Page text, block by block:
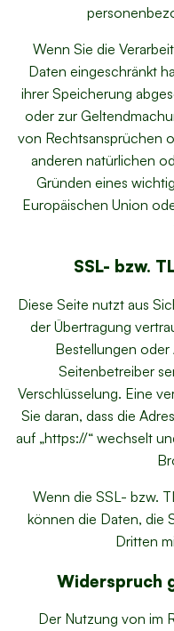
Wenn Sie die
Daten eingeschränkt
ihrer Speicherung
oder zur
von Rechtsansprüchen
anderen natürlichen
Gründen eines
Europäischen Union
SSL- bzw.
Diese Seite nutzt aus
der Übertragung
Bestellungen oder
Seitenbetreiber
Verschlüsselung. Eine
Sie daran, dass die
auf „https://“ wechselt
Wenn die SSL- bzw.
können die Daten, die
Dritten
Widerspruch
Der Nutzung von im